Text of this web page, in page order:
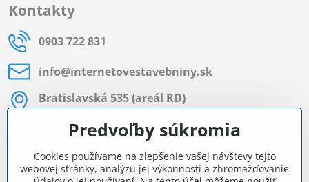
Kontakty
0903 722 831
info​@internetovestavebniny​.sk
Bratislavská 535 (areál RD)
Most pri Bratislave
Pon - Pia 8:00 - 11:30 a 12:15 - 15:30
Facebook
Predvoľby súkromia
Cookies používame na zlepšenie vašej návštevy tejto
webovej stránky, analýzu jej výkonnosti a zhromažďovanie